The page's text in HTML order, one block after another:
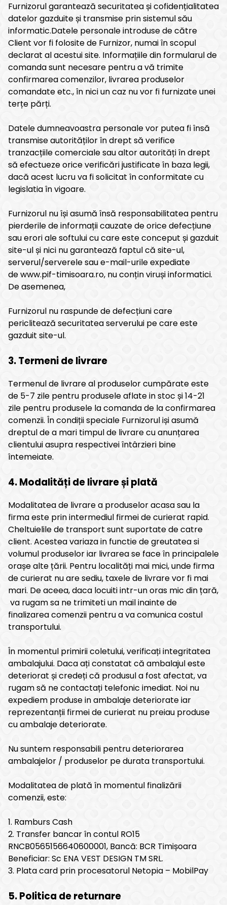
Furnizorul garantează securitatea și cofidențialitatea
datelor gazduite și transmise prin sistemul său
informatic.Datele personale introduse de către
Client vor fi folosite de Furnizor, numai în scopul
declarat al acestui site. Informațiile din formularul de
comanda sunt necesare pentru a vă trimite
confirmarea comenzilor, livrarea produselor
comandate etc., în nici un caz nu vor fi furnizate unei
terțe părți.
Datele dumneavoastra personale vor putea fi însă
transmise autorităților în drept să verifice
tranzacțiile comerciale sau altor autorități în drept
să efectueze orice verificări justificate în baza legii,
dacă acest lucru va fi solicitat în conformitate cu
legislatia în vigoare.
Furnizorul nu își asumă însă responsabilitatea pentru
pierderile de informații cauzate de orice defecțiune
sau erori ale softului cu care este conceput și gazduit
site-ul și nici nu garantează faptul că site-ul,
serverul/serverele sau e-mail-urile expediate
de www.pif-timisoara.ro, nu conțin viruși informatici.
De asemenea,
Furnizorul nu raspunde de defecțiuni care
periclitează securitatea serverului pe care este
gazduit site-ul.
3. Termeni de livrare
Termenul de livrare al produselor cumpărate este
de 5-7 zile pentru produsele aflate in stoc și 14-21
zile pentru produsele la comanda de la confirmarea
comenzii. În condiții speciale Furnizorul iși asumă
dreptul de a mari timpul de livrare cu anunțarea
clientului asupra respectivei întârzieri bine
întemeiate.
4. Modalități de livrare și plată
Modalitatea de livrare a produselor acasa sau la
firma este prin intermediul firmei de curierat rapid.
Cheltuielile de transport sunt suportate de catre
client. Acestea variaza in functie de greutatea si
volumul produselor iar livrarea se face în principalele
orașe alte țării. Pentru localități mai mici, unde firma
de curierat nu are sediu, taxele de livrare vor fi mai
mari. De aceea, daca locuiti intr-un oras mic din țară,
va rugam sa ne trimiteti un mail inainte de
finalizarea comenzii pentru a va comunica costul
transportului.
În momentul primirii coletului, verificați integritatea
ambalajului. Daca ați constatat că ambalajul este
deteriorat și credeți că produsul a fost afectat, va
rugam să ne contactați telefonic imediat. Noi nu
expediem produse in ambalaje deteriorate iar
reprezentanții firmei de curierat nu preiau produse
cu ambalaje deteriorate.
Nu suntem responsabili pentru deteriorarea
ambalajelor / produselor pe durata transportului.
Modalitatea de plată în momentul finalizării
comenzii, este:
1. Ramburs Cash
2. Transfer bancar în contul RO15
RNCB0565156640600001, Bancă: BCR Timișoara
Beneficiar: Sc ENA VEST DESIGN TM SRL.
3. Plata card prin procesatorul Netopia – MobilPay
5. Politica de returnare